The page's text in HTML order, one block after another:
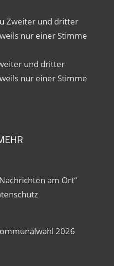
Zweiter und dritter
nur einer Stimme
und dritter
nur einer Stimme
am Ort“
2026